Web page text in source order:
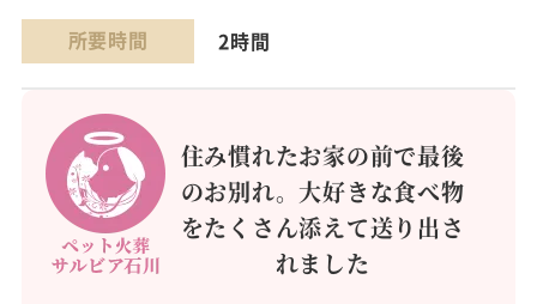
所要時間 2時間
住み慣れたお家の前で最後
のお別れ。大好きな食べ物
をたくさん添えて送り出さ
れました